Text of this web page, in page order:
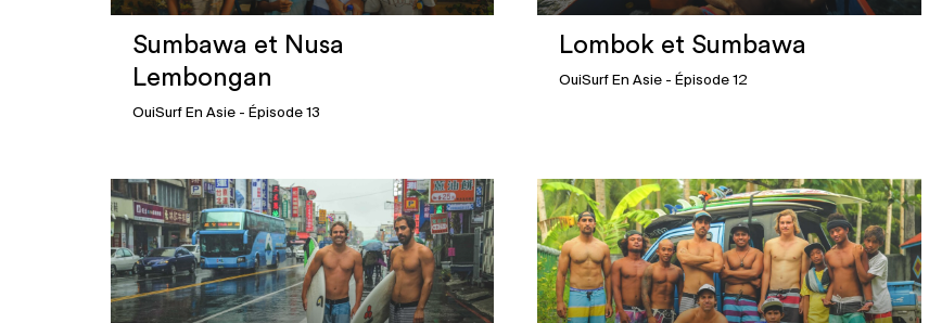
Sumbawa et Nusa
Lembongan
OuiSurf En Asie - Épisode 13
Lombok et Sumbawa
OuiSurf En Asie - Épisode 12